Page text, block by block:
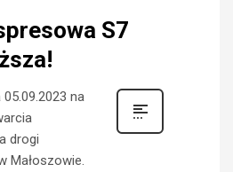
S7
05.09.2023 na
drogi
Małoszowie.